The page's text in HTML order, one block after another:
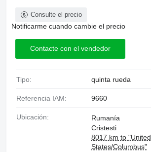
Consulte el precio
Notificarme cuando cambie el precio
Contacte con el vendedor
Tipo: quinta rueda
Referencia IAM: 9660
Ubicación:
Rumanía
Cristesti
8017 km to "United
States/Columbus"